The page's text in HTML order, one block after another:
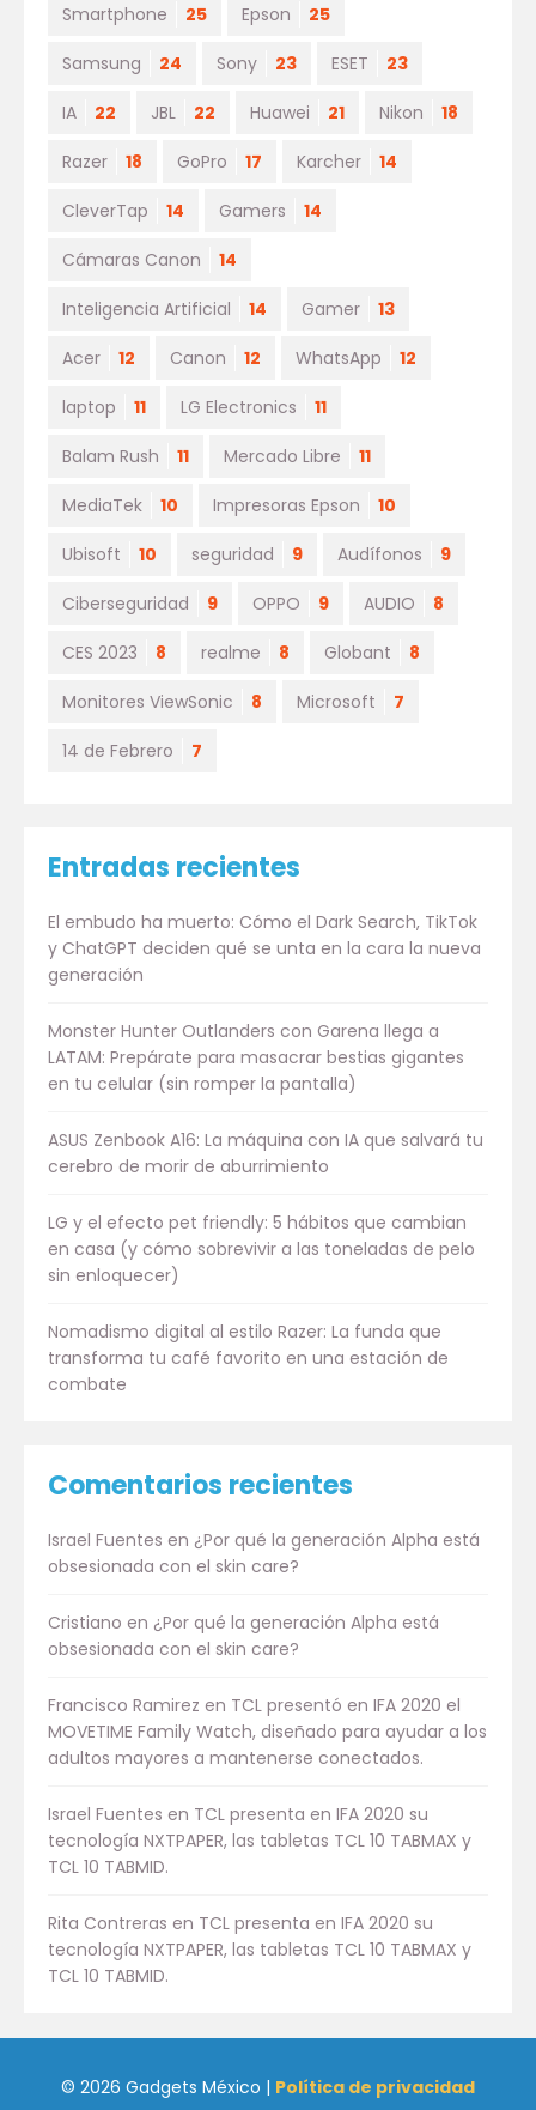
Smartphone 25 Epson 25
Samsung 24 Sony 23 ESET 23
IA 22 JBL 22 Huawei 21 Nikon 18
Razer 18 GoPro 17 Karcher 14
CleverTap 14 Gamers 14
Cámaras Canon 14
Inteligencia Artificial 14 Gamer 13
Acer 12 Canon 12 WhatsApp 12
laptop 11 LG Electronics 11
Balam Rush 11 Mercado Libre 11
MediaTek 10 Impresoras Epson 10
Ubisoft 10 seguridad 9 Audífonos 9
Ciberseguridad 9 OPPO 9 AUDIO 8
CES 2023 8 realme 8 Globant 8
Monitores ViewSonic 8 Microsoft 7
14 de Febrero 7
Entradas recientes
El embudo ha muerto: Cómo el Dark Search, TikTok
y ChatGPT deciden qué se unta en la cara la nueva
generación
Monster Hunter Outlanders con Garena llega a
LATAM: Prepárate para masacrar bestias gigantes
en tu celular (sin romper la pantalla)
ASUS Zenbook A16: La máquina con IA que salvará tu
cerebro de morir de aburrimiento
LG y el efecto pet friendly: 5 hábitos que cambian
en casa (y cómo sobrevivir a las toneladas de pelo
sin enloquecer)
Nomadismo digital al estilo Razer: La funda que
transforma tu café favorito en una estación de
combate
Comentarios recientes
Israel Fuentes en ¿Por qué la generación Alpha está
obsesionada con el skin care?
Cristiano en ¿Por qué la generación Alpha está
obsesionada con el skin care?
Francisco Ramirez en TCL presentó en IFA 2020 el
MOVETIME Family Watch, diseñado para ayudar a los
adultos mayores a mantenerse conectados.
Israel Fuentes en TCL presenta en IFA 2020 su
tecnología NXTPAPER, las tabletas TCL 10 TABMAX y
TCL 10 TABMID.
Rita Contreras en TCL presenta en IFA 2020 su
tecnología NXTPAPER, las tabletas TCL 10 TABMAX y
TCL 10 TABMID.
© 2026 Gadgets México | Política de privacidad